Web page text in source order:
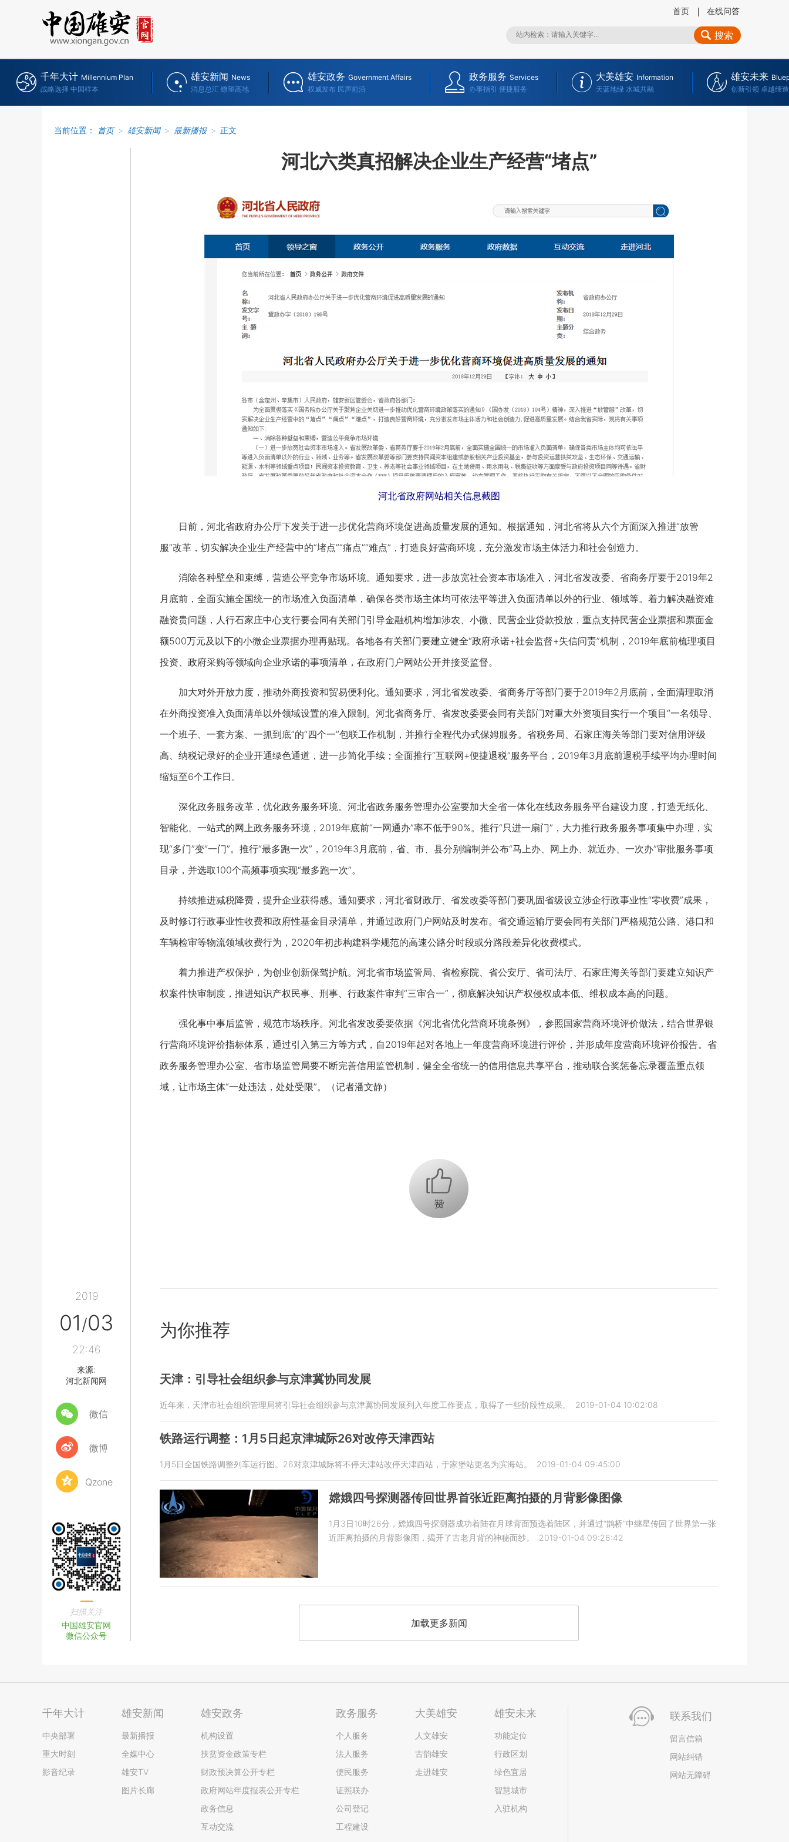
首页 在线问答
搜索
千年大计 Millennium Plan
战略选择 中国样本
雄安新闻 News
消息总汇 瞭望高地
雄安政务 Government Affairs
权威发布 民声前沿
政务服务 Services
办事指引 便捷服务
大美雄安 Information
天蓝地绿 水城共融
雄安未来
创新引领 卓越缔造
当前位置： 首页 > 雄安新闻 > 最新播报 > 正文
2019
01/03
22:46
来源:
河北新闻网
微信
微博
Qzone
扫描关注
中国雄安官网
微信公众号
河北六类真招解决企业生产经营“堵点”
河北省政府网站相关信息截图
日前，河北省政府办公厅下发关于进一步优化营商环境促进高质量发展的通知。根据通知，河北省将从六个方面深入推进“放管
服”改革，切实解决企业生产经营中的“堵点”“痛点”“难点”，打造良好营商环境，充分激发市场主体活力和社会创造力。
消除各种壁垒和束缚，营造公平竞争市场环境。通知要求，进一步放宽社会资本市场准入，河北省发改委、省商务厅要于2019年2
月底前，全面实施全国统一的市场准入负面清单，确保各类市场主体均可依法平等进入负面清单以外的行业、领域等。着力解决融资难
融资贵问题，人行石家庄中心支行要会同有关部门引导金融机构增加涉农、小微、民营企业贷款投放，重点支持民营企业票据和票面金
额500万元及以下的小微企业票据办理再贴现。各地各有关部门要建立健全“政府承诺+社会监督+失信问责”机制，2019年底前梳理项目
投资、政府采购等领域向企业承诺的事项清单，在政府门户网站公开并接受监督。
加大对外开放力度，推动外商投资和贸易便利化。通知要求，河北省发改委、省商务厅等部门要于2019年2月底前，全面清理取消
在外商投资准入负面清单以外领域设置的准入限制。河北省商务厅、省发改委要会同有关部门对重大外资项目实行一个项目“一名领导、
一个班子、一套方案、一抓到底”的“四个一”包联工作机制，并推行全程代办式保姆服务。省税务局、石家庄海关等部门要对信用评级
高、纳税记录好的企业开通绿色通道，进一步简化手续；全面推行“互联网+便捷退税”服务平台，2019年3月底前退税手续平均办理时间
缩短至6个工作日。
深化政务服务改革，优化政务服务环境。河北省政务服务管理办公室要加大全省一体化在线政务服务平台建设力度，打造无纸化、
智能化、一站式的网上政务服务环境，2019年底前“一网通办”率不低于90%。推行“只进一扇门”，大力推行政务服务事项集中办理，实
现“多门”变“一门”。推行“最多跑一次”，2019年3月底前，省、市、县分别编制并公布“马上办、网上办、就近办、一次办”审批服务事项
目录，并选取100个高频事项实现“最多跑一次”。
持续推进减税降费，提升企业获得感。通知要求，河北省财政厅、省发改委等部门要巩固省级设立涉企行政事业性“零收费”成果，
及时修订行政事业性收费和政府性基金目录清单，并通过政府门户网站及时发布。省交通运输厅要会同有关部门严格规范公路、港口和
车辆检审等物流领域收费行为，2020年初步构建科学规范的高速公路分时段或分路段差异化收费模式。
着力推进产权保护，为创业创新保驾护航。河北省市场监管局、省检察院、省公安厅、省司法厅、石家庄海关等部门要建立知识产
权案件快审制度，推进知识产权民事、刑事、行政案件审判“三审合一”，彻底解决知识产权侵权成本低、维权成本高的问题。
强化事中事后监管，规范市场秩序。河北省发改委要依据《河北省优化营商环境条例》，参照国家营商环境评价做法，结合世界银
行营商环境评价指标体系，通过引入第三方等方式，自2019年起对各地上一年度营商环境进行评价，并形成年度营商环境评价报告。省
政务服务管理办公室、省市场监管局要不断完善信用监管机制，健全全省统一的信用信息共享平台，推动联合奖惩备忘录覆盖重点领
域，让市场主体“一处违法，处处受限”。（记者潘文静）
+1
为你推荐
天津：引导社会组织参与京津冀协同发展
近年来，天津市社会组织管理局将引导社会组织参与京津冀协同发展列入年度工作要点，取得了一些阶段性成果。 2019-01-04 10:02:08
铁路运行调整：1月5日起京津城际26对改停天津西站
1月5日全国铁路调整列车运行图。26对京津城际将不停天津站改停天津西站，于家堡站更名为滨海站。 2019-01-04 09:45:00
嫦娥四号探测器传回世界首张近距离拍摄的月背影像图像
1月3日10时26分，嫦娥四号探测器成功着陆在月球背面预选着陆区，并通过“鹊桥”中继星传回了世界第一张
近距离拍摄的月背影像图，揭开了古老月背的神秘面纱。
2019-01-04 09:26:42
加载更多新闻
千年大计
中央部署
重大时刻
影音纪录
雄安新闻
最新播报
全媒中心
雄安TV
图片长廊
雄安政务
机构设置
扶贫资金政策专栏
财政预决算公开专栏
政府网站年度报表公开专栏
政务信息
互动交流
政务服务
个人服务
法人服务
便民服务
证照联办
公司登记
工程建设
大美雄安
人文雄安
古韵雄安
走进雄安
雄安未来
功能定位
行政区划
绿色宜居
智慧城市
入驻机构
联系我们
留言信箱
网站纠错
网站无障碍